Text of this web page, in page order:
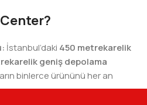
İstanbul’daki 450 metrekarelik
geniş depolama
binlerce ürününü her an